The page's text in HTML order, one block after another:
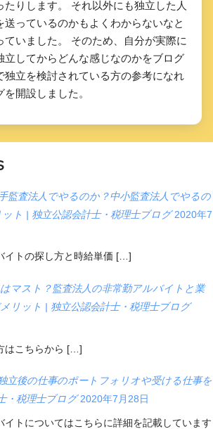
たりします。 それ以外にも独立した人
送っているのかもよくわからないなと
ていました。 そのため、自分が実際に
立してからどんな感じなのかをブログ
独立を検討されている方の参考になれ
開設しました。
監査法人でやるのか？中小監査法人でやるの
ト | 独立公認会計士・税理士ブログ 2020年7
イトの探し方と時給単価 […]
マスト？監査法人の非常勤アルバイトと業
リット | 独立公認会計士・税理士ブログ
はこちらから […]
立後の仕事のポートフォリオや受ける仕事を
・税理士ブログ 2020年7月28日
トについてはこちらに詳細を記載しています